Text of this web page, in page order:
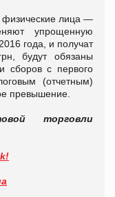
физические лица —
упрощенную
года, и получат
будут обязаны
сборов с первого
(отчетным)
превышение.
торговли